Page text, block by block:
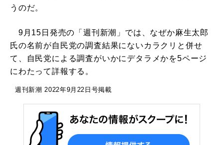
うのだ。
9月15日発売の「週刊新潮」では、なぜか麻生太郎
氏の名前が自民党の調査結果にないカラクリと併せ
て、自民党による調査がいかにデタラメかを5ページ
にわたって詳報する。
週刊新潮 2022年9月22日号掲載